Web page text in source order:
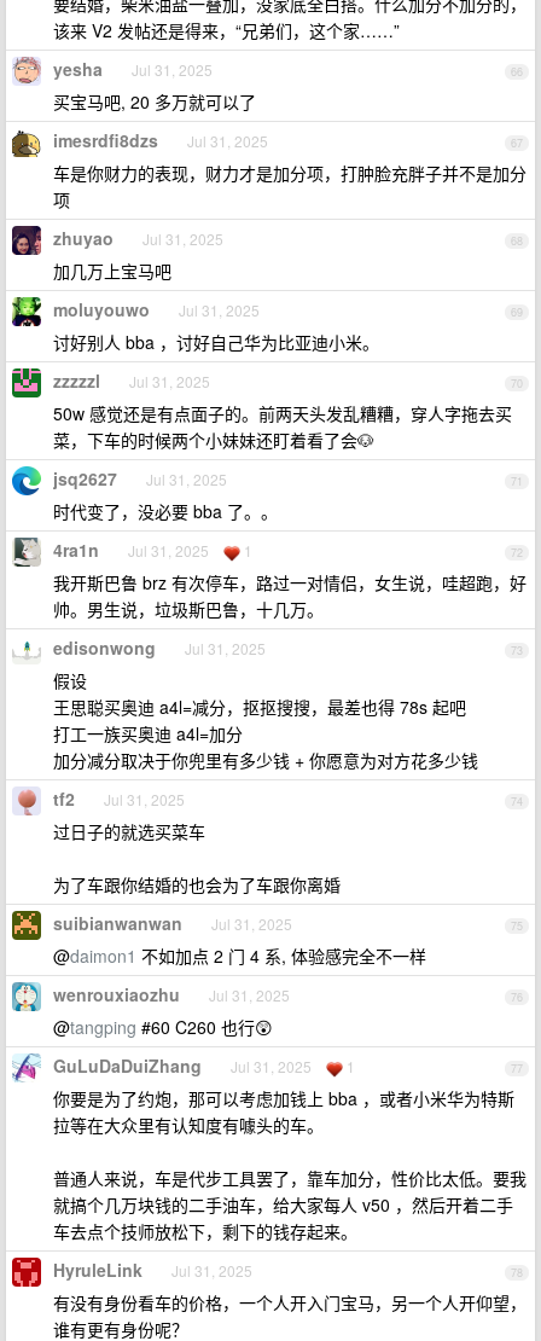
该来 V2 发帖还是得来，“兄弟们，这个家……”
66
yesha Jul 31, 2025
买宝马吧, 20 多万就可以了
67
imesrdfi8dzs Jul 31, 2025
车是你财力的表现，财力才是加分项，打肿脸充胖子并不是加分
项
68
zhuyao Jul 31, 2025
加几万上宝马吧
69
moluyouwo Jul 31, 2025
讨好别人 bba ，讨好自己华为比亚迪小米。
70
zzzzzl Jul 31, 2025
50w 感觉还是有点面子的。前两天头发乱糟糟，穿人字拖去买
菜，下车的时候两个小妹妹还盯着看了会🐶
71
jsq2627 Jul 31, 2025
时代变了，没必要 bba 了。。
72
4ra1n Jul 31, 2025 1
我开斯巴鲁 brz 有次停车，路过一对情侣，女生说，哇超跑，好
帅。男生说，垃圾斯巴鲁，十几万。
73
edisonwong Jul 31, 2025
假设
王思聪买奥迪 a4l=减分，抠抠搜搜，最差也得 78s 起吧
打工一族买奥迪 a4l=加分
加分减分取决于你兜里有多少钱 + 你愿意为对方花多少钱
74
tf2 Jul 31, 2025
过日子的就选买菜车
为了车跟你结婚的也会为了车跟你离婚
75
suibianwanwan Jul 31, 2025
@daimon1 不如加点 2 门 4 系, 体验感完全不一样
76
wenrouxiaozhu Jul 31, 2025
@tangping #60 C260 也行😲
77
GuLuDaDuiZhang Jul 31, 2025 1
你要是为了约炮，那可以考虑加钱上 bba ，或者小米华为特斯
拉等在大众里有认知度有噱头的车。
普通人来说，车是代步工具罢了，靠车加分，性价比太低。要我
就搞个几万块钱的二手油车，给大家每人 v50 ，然后开着二手
车去点个技师放松下，剩下的钱存起来。
78
HyruleLink Jul 31, 2025
有没有身份看车的价格，一个人开入门宝马，另一个人开仰望，
谁有更有身份呢？